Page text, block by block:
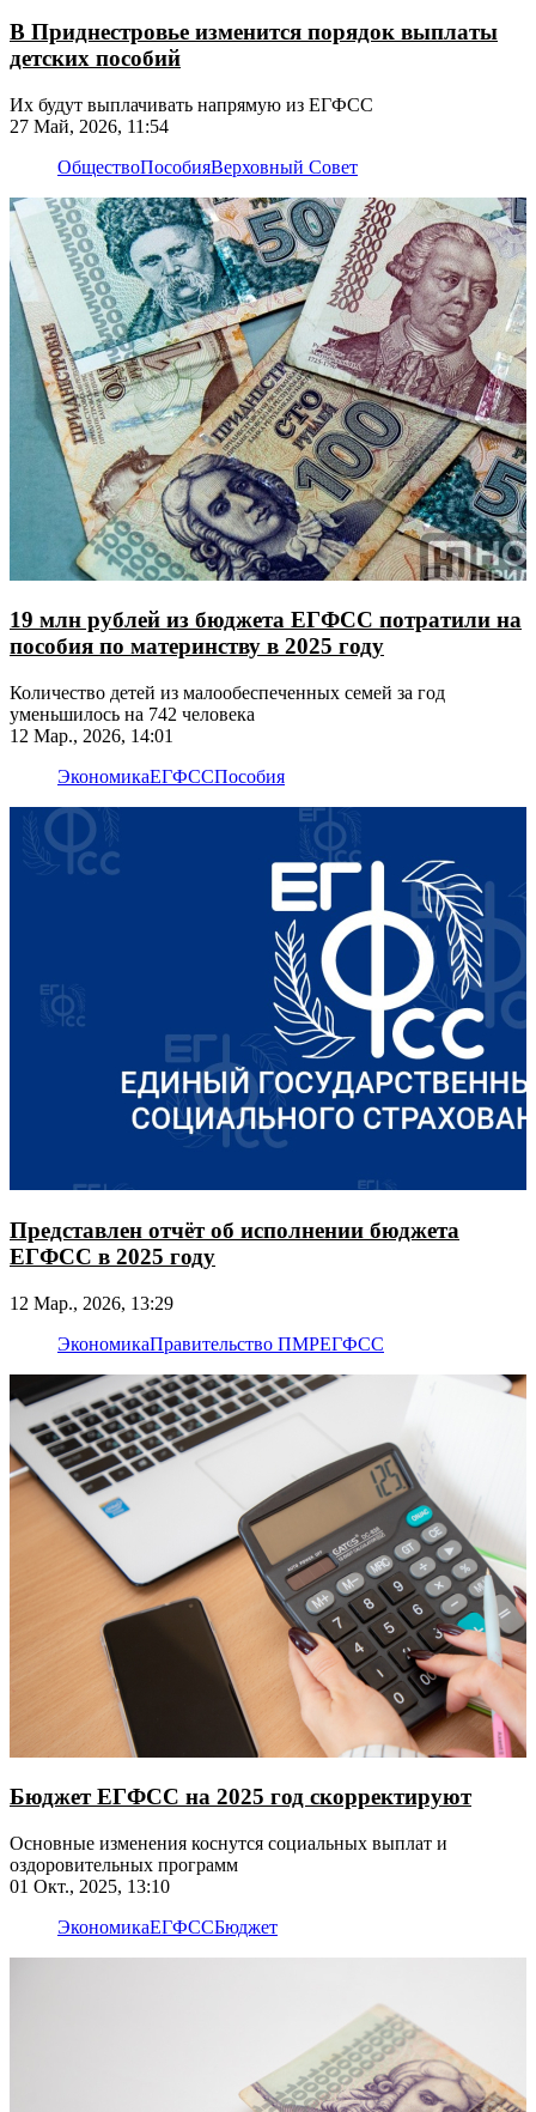
В Приднестровье изменится порядок выплаты
детских пособий
Их будут выплачивать напрямую из ЕГФСС
27 Май, 2026, 11:54
ОбществоПособияВерховный Совет
19 млн рублей из бюджета ЕГФСС потратили на
пособия по материнству в 2025 году
Количество детей из малообеспеченных семей за год
уменьшилось на 742 человека
12 Мар., 2026, 14:01
ЭкономикаЕГФССПособия
Представлен отчёт об исполнении бюджета
ЕГФСС в 2025 году
12 Мар., 2026, 13:29
ЭкономикаПравительство ПМРЕГФСС
Бюджет ЕГФСС на 2025 год скорректируют
Основные изменения коснутся социальных выплат и
оздоровительных программ
01 Окт., 2025, 13:10
ЭкономикаЕГФССБюджет